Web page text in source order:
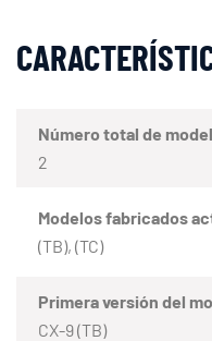
Número total de
2
Modelos fabricados
(TB), (TC)
Primera versión del
CX-9 (TB)